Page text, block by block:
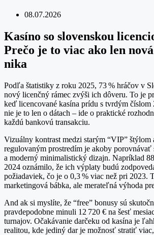
08.07.2026
Kasíno so slovenskou
Prečo je to viac ako len
nika
Podľa štatistiky z roku 2025, 73 % hráčov v
nový licenčný rámec zvýši ich dôveru. To je
keď licencované kasína prídu s tvrdým číslom
nie je to len o dátach – ide o praktické
každú bankovú transakciu.
Vizuálny kontrast medzi starým “VIP” štýlom
regulovaným prostredím je akoby porovnávať
a moderný minimalistický dizajn. Napríklad
2024 oznámilo, že ich výplaty budú
požiadaviek, čo je o 0,3 % viac než pri 2023.
marketingová bábka, ale merateľná výhoda
And ak si myslíte, že “free” bonusy sú
pravdepodobne minuli 12 720 € na šesť
turnajov. Očakávanie darčeku od kasína je
realitou, kde jediný dar je možnosť stratiť